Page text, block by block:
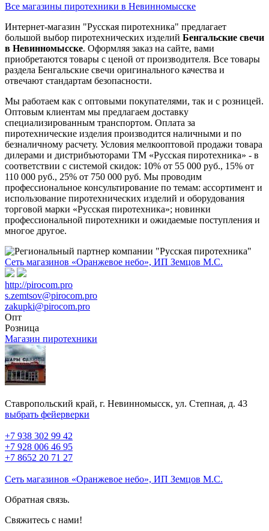
Все магазины пиротехники в Невинномысске
Интернет-магазин "Русская пиротехника" предлагает
большой выбор пиротехнических изделий Бенгальские свечи
в Невинномысске. Оформляя заказ на сайте, вами
приобретаются товары с ценой от производителя. Все товары
раздела Бенгальские свечи оригинального качества и
отвечают стандартам безопасности.
Мы работаем как с оптовыми покупателями, так и с розницей.
Оптовым клиентам мы предлагаем доставку
специализированным транспортом. Оплата за
пиротехнические изделия производится наличными и по
безналичному расчету. Условия мелкооптовой продажи товара
дилерами и дистрибъюторами ТМ «Русская пиротехника» - в
соответствии с системой скидок: 10% от 55 000 руб., 15% от
110 000 руб., 25% от 750 000 руб. Мы проводим
профессиональное консультирование по темам: ассортимент и
использование пиротехнических изделий и оборудования
торговой марки «Русская пиротехника»; новинки
профессиональной пиротехники и ожидаемые поступления и
многое другое.
Сеть магазинов «Оранжевое небо», ИП Земцов М.С.
http://pirocom.pro
s.zemtsov@pirocom.pro
zakupki@pirocom.pro
Опт
Розница
Магазин пиротехники
Ставропольский край, г. Невинномысск, ул. Степная, д. 43
выбрать фейерверки
+7 938 302 99 42
+7 928 006 46 95
+7 8652 20 71 27
Сеть магазинов «Оранжевое небо», ИП Земцов М.С.
Обратная связь.
Свяжитесь с нами!